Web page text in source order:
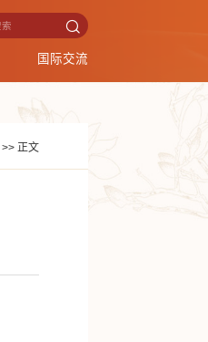
国际交流
>> 正文